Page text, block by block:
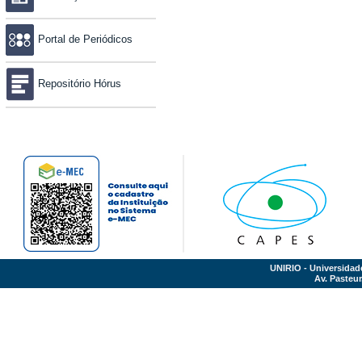
Portal de Periódicos
Repositório Hórus
UNIRIO -
Av.